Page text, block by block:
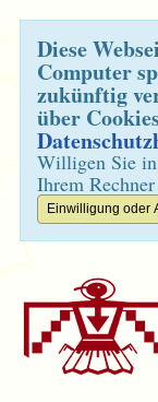
Diese
Computer
zukünftig
über
Willigen Sie
Ihrem